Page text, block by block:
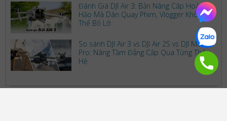
Đánh Giá DJI Air 3: Bản Nâng Cấp Hoàn
Hảo Mà Dân Quay Phim, Vlogger Không
Thể Bỏ Lỡ
So sánh DJI Air 3 vs DJI Air 2S vs DJI Mini 3
Pro: Nâng Tầm Đẳng Cấp Qua Từng Thế
Hệ